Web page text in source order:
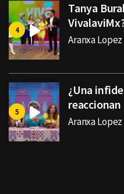
Tanya
Aranxa Lopez
¿Una
Aranxa Lopez